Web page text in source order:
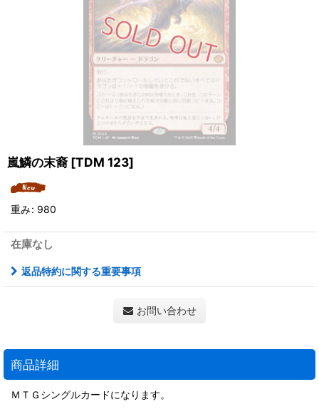
嵐鱗の末裔 [TDM 123]
重み: 980
在庫なし
返品特約に関する重要事項
お問い合わせ
商品詳細
ＭＴＧシングルカードになります。